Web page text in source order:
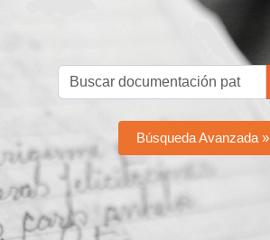
Búsqueda Avanzada »